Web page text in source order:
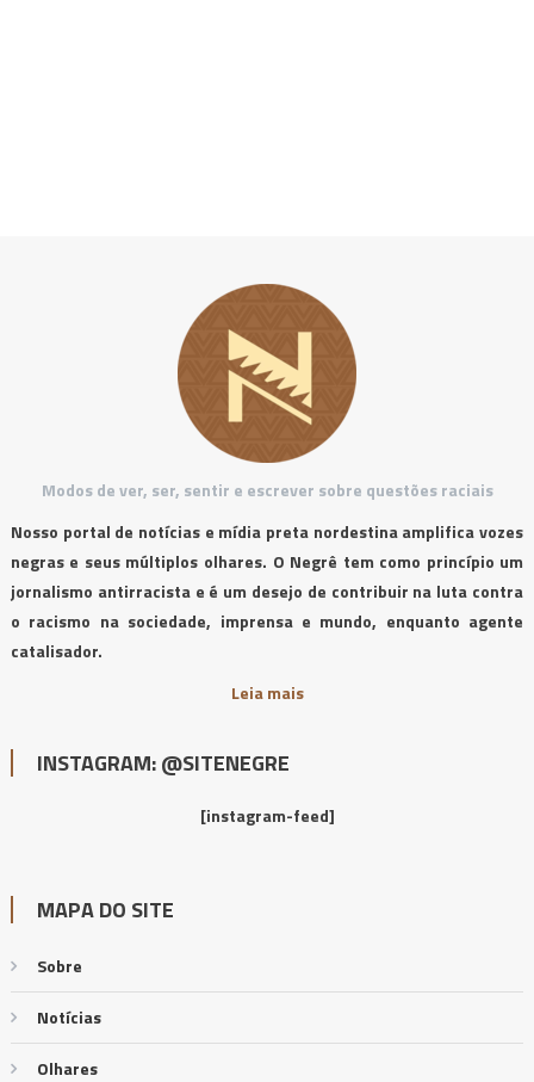
Modos de ver, ser, sentir e escrever sobre questões raciais
Nosso portal de notícias e mídia preta nordestina amplifica vozes
negras e seus múltiplos olhares. O Negrê tem como princípio um
jornalismo antirracista e é um desejo de contribuir na luta contra
o racismo na sociedade, imprensa e mundo, enquanto agente
catalisador.
Leia mais
INSTAGRAM: @SITENEGRE
[instagram-feed]
MAPA DO SITE
Sobre
Notícias
Olhares